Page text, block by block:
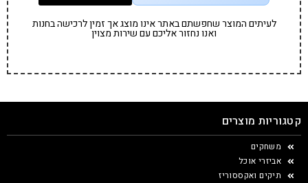
לעיתים המוצר שחפשתם באתר אינו מוצג אך זמין לרכישה בחנות
ואנו נחזור אליכם עם שירות מצוין
קטגוריות מוצרים
משחקים
אביזרי אוכל
תיקים ואקססוריז